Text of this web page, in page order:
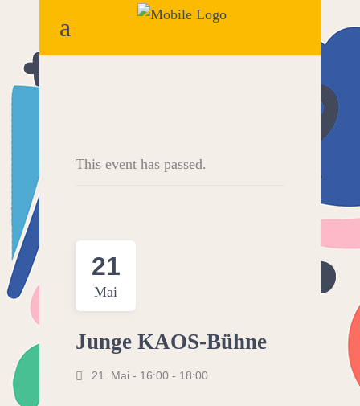
This event has passed.
21
Mai
Junge KAOS-Bühne
21. Mai - 16:00 - 18:00